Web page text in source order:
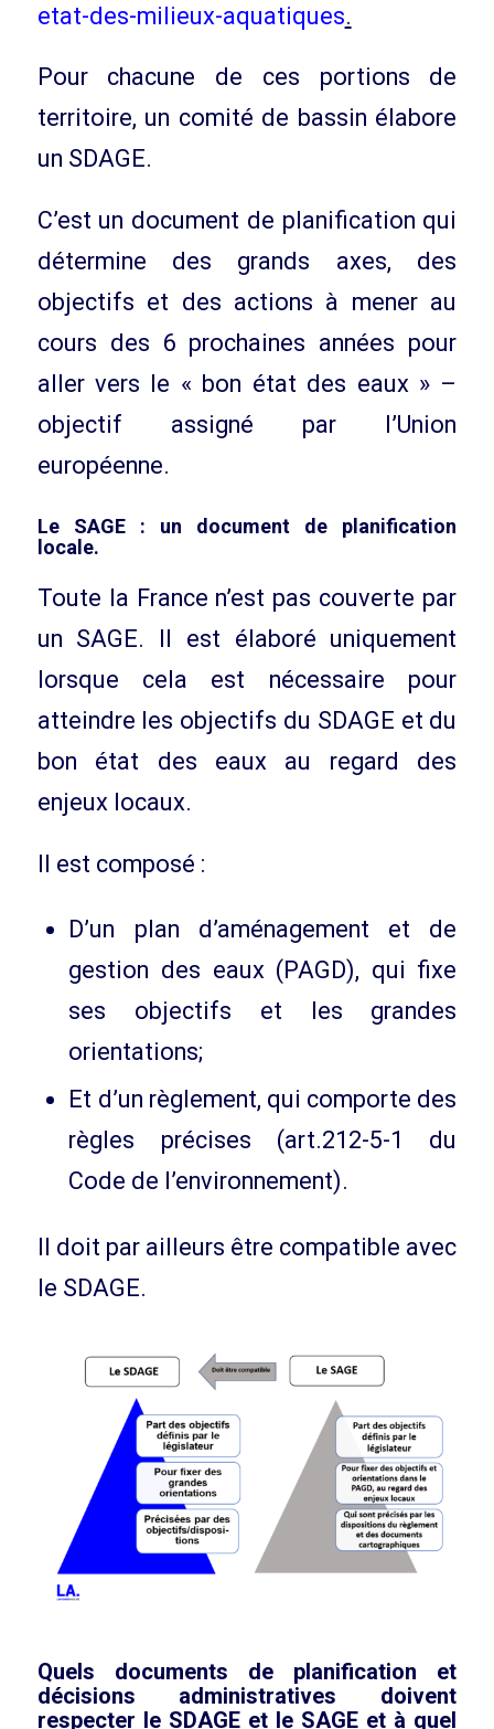
etat-des-milieux-aquatiques.
Pour chacune de ces portions de
territoire, un comité de bassin élabore
un SDAGE.
C’est un document de planification qui
détermine des grands axes, des
objectifs et des actions à mener au
cours des 6 prochaines années pour
aller vers le « bon état des eaux » –
objectif assigné par l’Union
européenne.
Le SAGE: un document de planification
locale.
Toute la France n’est pas couverte par
un SAGE. Il est élaboré uniquement
lorsque cela est nécessaire pour
atteindre les objectifs du SDAGE et du
bon état des eaux au regard des
enjeux locaux.
Il est composé :
D’un plan d’aménagement et de
gestion des eaux (PAGD), qui fixe
ses objectifs et les grandes
orientations;
Et d’un règlement, qui comporte des
règles précises (art.212-5-1 du
Code de l’environnement).
Il doit par ailleurs être compatible avec
le SDAGE.
Quels documents de planification et
décisions administratives doivent
respecter le SDAGE et le SAGE et à quel